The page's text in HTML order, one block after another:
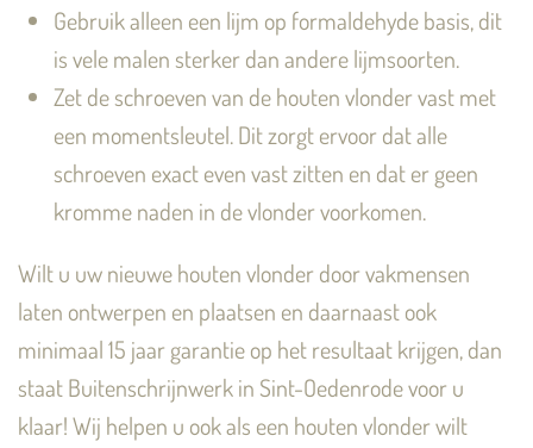
Gebruik alleen een lijm op formaldehyde basis, dit
is vele malen sterker dan andere lijmsoorten.
Zet de schroeven van de houten vlonder vast met
een momentsleutel. Dit zorgt ervoor dat alle
schroeven exact even vast zitten en dat er geen
kromme naden in de vlonder voorkomen.
Wilt u uw nieuwe houten vlonder door vakmensen
laten ontwerpen en plaatsen en daarnaast ook
minimaal 15 jaar garantie op het resultaat krijgen, dan
staat Buitenschrijnwerk in Sint-Oedenrode voor u
klaar! Wij helpen u ook als een houten vlonder wilt